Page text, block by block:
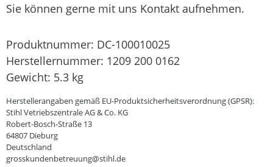
Sie können gerne mit uns Kontakt aufnehmen.
Produktnummer: DC-100010025
Herstellernummer: 1209 200 0162
Gewicht: 5.3 kg
Herstellerangaben gemäß EU-Produktsicherheitsverordnung (GPSR):
Stihl Vetriebszentrale AG & Co. KG
Robert-Bosch-Straße 13
64807 Dieburg
Deutschland
grosskundenbetreuung@stihl.de